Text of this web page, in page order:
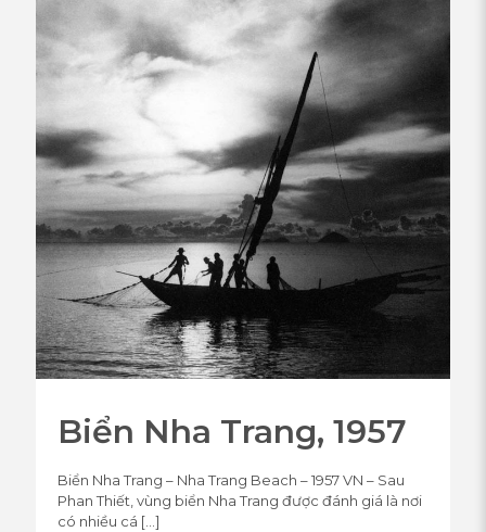
Biển Nha Trang, 1957
Biển Nha Trang – Nha Trang Beach – 1957 VN – Sau
Phan Thiết, vùng biển Nha Trang được đánh giá là nơi
có nhiều cá […]